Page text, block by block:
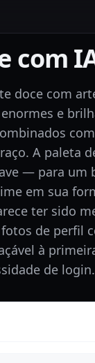
com
doce com
e
A paleta
— para um
em sua
ter sido
de perfil
à
de login.